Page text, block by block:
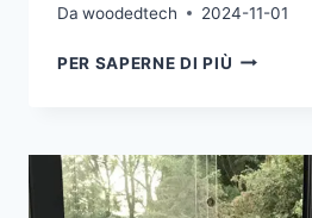
Da woodedtech 2024-11-01
PER SAPERNE DI PIÙ
LE
SONO